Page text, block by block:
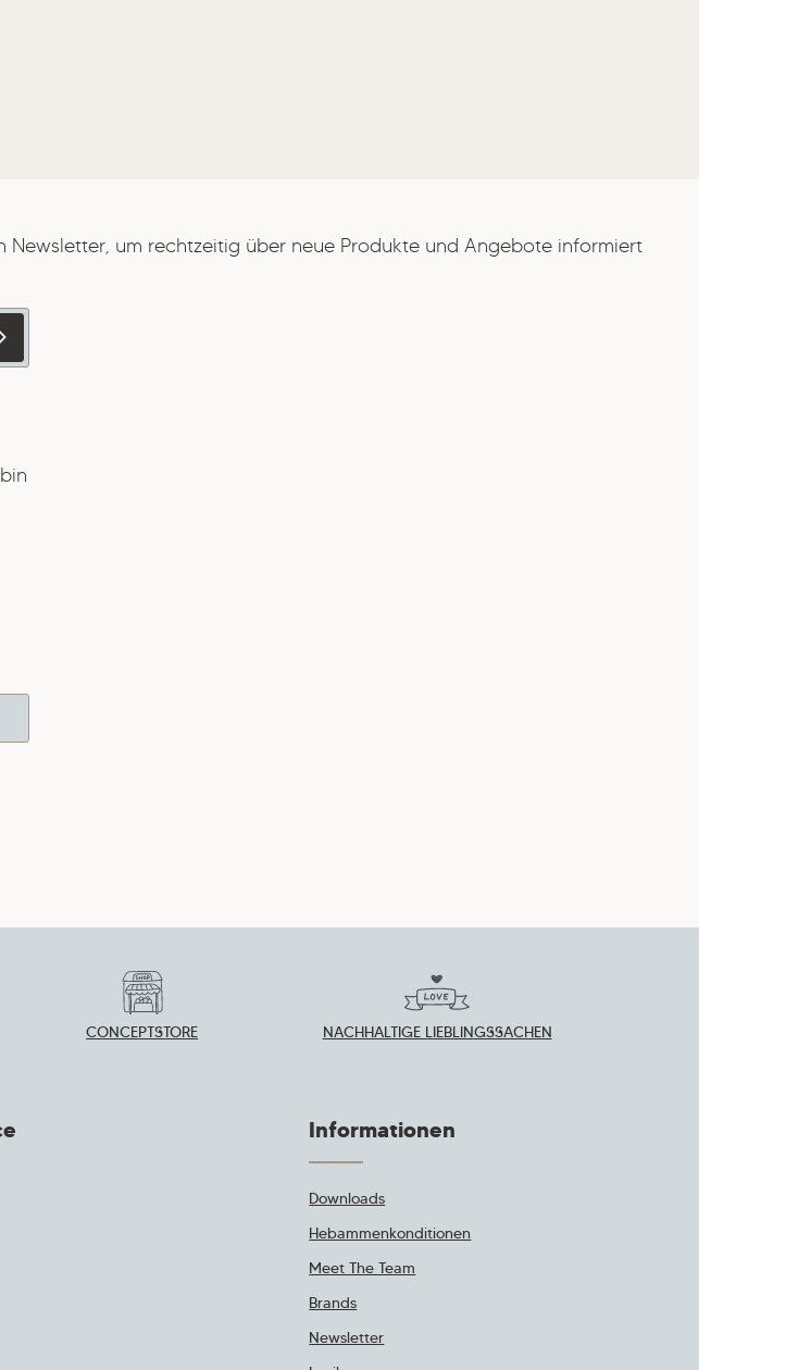
Newsletter, um rechtzeitig über neue Produkte und Angebote informiert
CONCEPTSTORE NACHHALTIGE LIEBLINGSSACHEN
Informationen
Downloads
Hebammenkonditionen
Meet The Team
Brands
Newsletter